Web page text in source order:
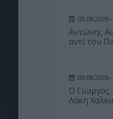
05.08.2026
Αντώνης
αντί του
05.08.2026
O
Λάκη